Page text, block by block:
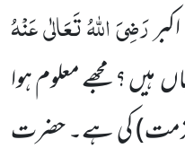
رَضِیَ اللّٰہُ تَعَالٰی عَنْہُ
ہیں ؟ مجھے معلوم ہوا
کی ہے۔ حضرت